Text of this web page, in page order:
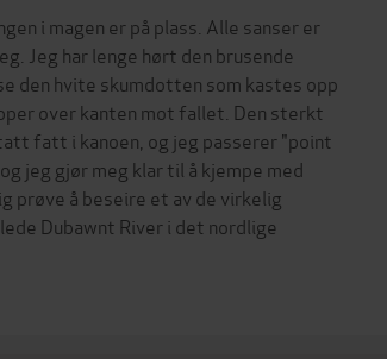
i magen er på plass. Alle sanser er
Jeg har lenge hørt den brusende
den hvite skumdotten som kastes opp
over kanten mot fallet. Den sterkt
fatt i kanoen, og jeg passerer "point
jeg gjør meg klar til å kjempe med
prøve å beseire et av de virkelig
Dubawnt River i det nordlige